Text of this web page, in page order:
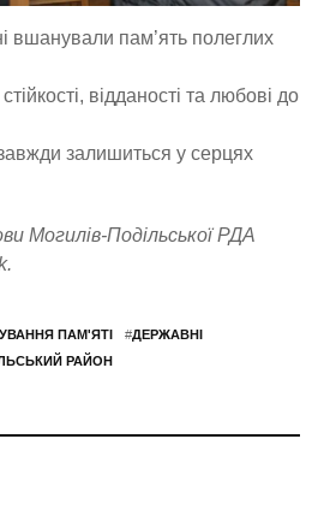
вшанували пам’ять полеглих
відданості та любові до
залишиться у серцях
Могилів-Подільської РДА
ПАМ'ЯТІ #ДЕРЖАВНІ
РАЙОН